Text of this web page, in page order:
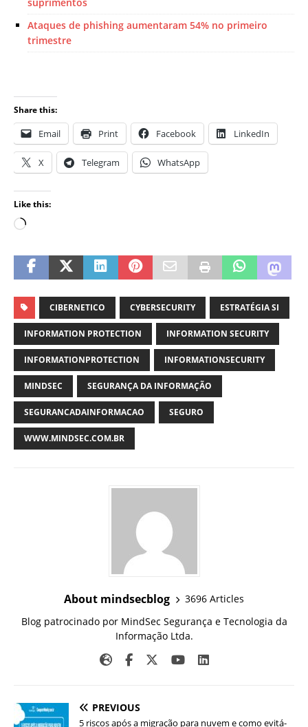
Ataques de phishing aumentaram 54% no primeiro
trimestre
Share this:
Email Print Facebook LinkedIn
X Telegram WhatsApp
Like this:
CIBERNETICO CYBERSECURITY ESTRATÉGIA SI
INFORMATION PROTECTION INFORMATION SECURITY
INFORMATIONPROTECTION INFORMATIONSECURITY
MINDSEC SEGURANÇA DA INFORMAÇÃO
SEGURANCADAINFORMACAO SEGURO
WWW.MINDSEC.COM.BR
About mindsecblog
3696 Articles
Blog patrocinado por MindSec Segurança e Tecnologia da
Informação Ltda.
PREVIOUS
5 riscos após a migração para nuvem e como evitá-